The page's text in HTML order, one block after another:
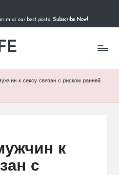
miss our best posts. Subscribe Now!
к сексу связан с риском ранней
к
с